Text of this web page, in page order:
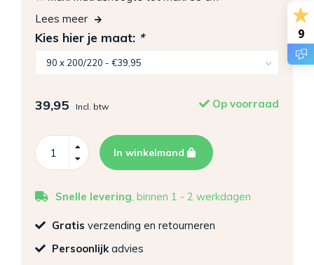
Lees meer
Kies hier je maat: *
39,95 Incl. btw Op voorraad
In winkelmand
Snelle levering, binnen 1 - 2 werkdagen
Gratis verzending en retourneren
Persoonlijk advies
9